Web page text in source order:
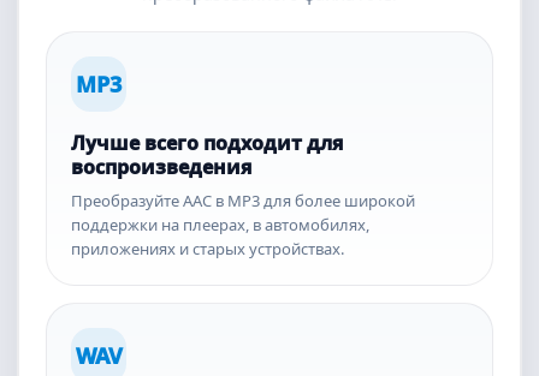
MP3
Лучше всего подходит для
воспроизведения
Преобразуйте AAC в MP3 для более широкой
поддержки на плеерах, в автомобилях,
приложениях и старых устройствах.
WAV